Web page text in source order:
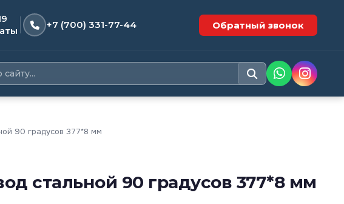
+7 (700) 331-77-44 Обратный звонок
90 градусов 377*8 мм
стальной 90 градусов 377*8 мм